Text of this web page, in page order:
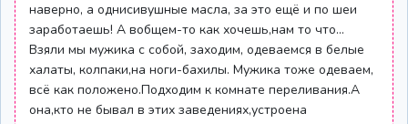
наверно, а однисивушные масла, за это ещё и по шеи
заработаешь! А вобщем-то как хочешь,нам то что...
Взяли мы мужика с собой, заходим, одеваемся в белые
халаты, колпаки,на ноги-бахилы. Мужика тоже одеваем,
всё как положено.Подходим к комнате переливания.А
она,кто не бывал в этих заведениях,устроена